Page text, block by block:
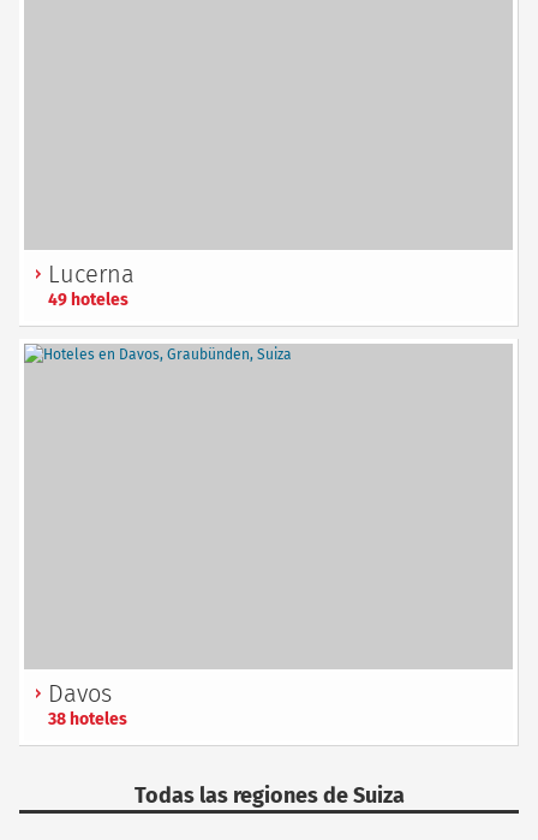
Lucerna
49 hoteles
Davos
38 hoteles
Todas las regiones de Suiza